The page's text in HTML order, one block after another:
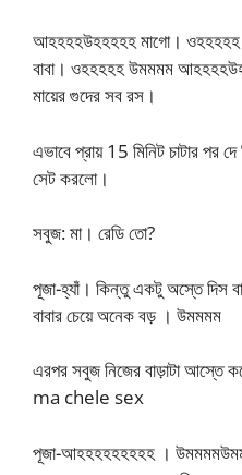
আহহহহউহহহহহ মাগো।
বাবা। ওহহহহহ উমমমম
মায়ের গুদের সব রস।
এভাবে প্রায় 15 মিনিট চাটার পর
সেট করলো।
সবুজ: মা। রেডি তো?
পূজা-হ্যাঁ। কিন্তু একটু অস্তে দিস
বাবার চেয়ে অনেক বড় । উমমমম
এরপর সবুজ নিজের বাড়াটা আস্তে
ma chele sex
পূজা-আহহহহহহহহহ ।